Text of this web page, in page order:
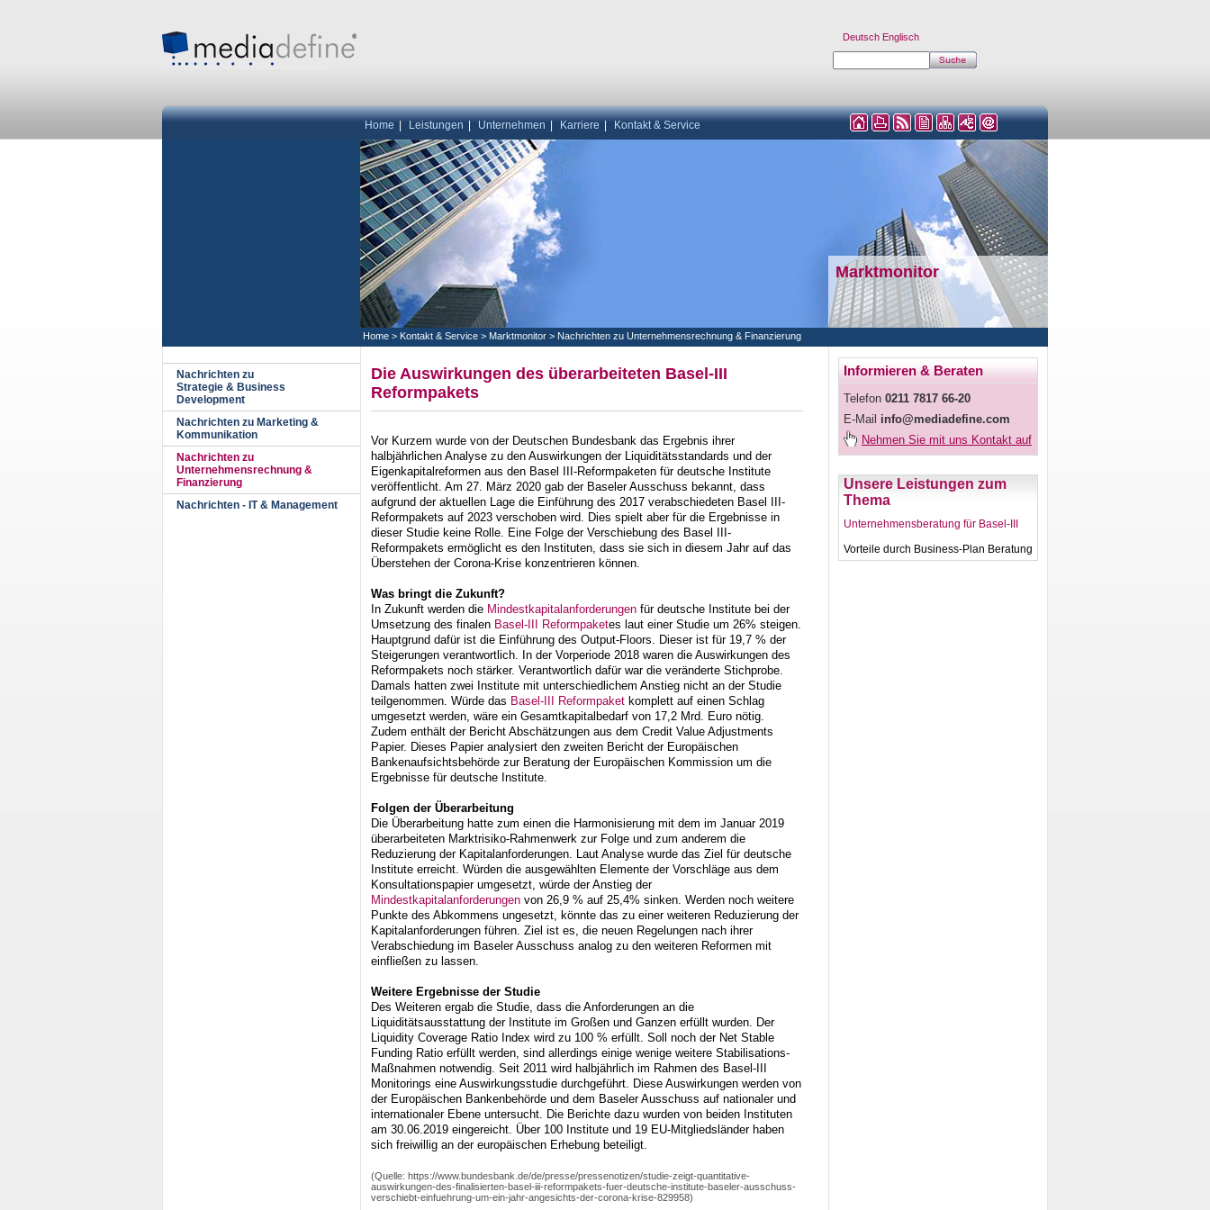
Home Leistungen Unternehmen Karriere Kontakt & Service
Deutsch Englisch
Home > Kontakt & Service > Marktmonitor > Nachrichten zu Unternehmensrechnung & Finanzierung
Nachrichten zu
Strategie & Business
Development
Nachrichten zu Marketing &
Kommunikation
Nachrichten zu
Unternehmensrechnung &
Finanzierung
Nachrichten - IT & Management
Marktmonitor
Unsere Leistungen zum
Thema
Unternehmensberatung für Basel-III
Vorteile durch Business-Plan Beratung
Die Auswirkungen des überarbeiteten Basel-III
Reformpakets
Vor Kurzem wurde von der Deutschen Bundesbank das Ergebnis ihrer
halbjährlichen Analyse zu den Auswirkungen der Liquiditätsstandards und der
Eigenkapitalreformen aus den Basel III-Reformpaketen für deutsche Institute
veröffentlicht. Am 27. März 2020 gab der Baseler Ausschuss bekannt, dass
aufgrund der aktuellen Lage die Einführung des 2017 verabschiedeten Basel III-
Reformpakets auf 2023 verschoben wird. Dies spielt aber für die Ergebnisse in
dieser Studie keine Rolle. Eine Folge der Verschiebung des Basel III-
Reformpakets ermöglicht es den Instituten, dass sie sich in diesem Jahr auf das
Überstehen der Corona-Krise konzentrieren können.
Was bringt die Zukunft?
In Zukunft werden die Mindestkapitalanforderungen für deutsche Institute bei der
Umsetzung des finalen Basel-III Reformpaketes laut einer Studie um 26% steigen.
Hauptgrund dafür ist die Einführung des Output-Floors. Dieser ist für 19,7 % der
Steigerungen verantwortlich. In der Vorperiode 2018 waren die Auswirkungen des
Reformpakets noch stärker. Verantwortlich dafür war die veränderte Stichprobe.
Damals hatten zwei Institute mit unterschiedlichem Anstieg nicht an der Studie
teilgenommen. Würde das Basel-III Reformpaket komplett auf einen Schlag
umgesetzt werden, wäre ein Gesamtkapitalbedarf von 17,2 Mrd. Euro nötig.
Zudem enthält der Bericht Abschätzungen aus dem Credit Value Adjustments
Papier. Dieses Papier analysiert den zweiten Bericht der Europäischen
Bankenaufsichtsbehörde zur Beratung der Europäischen Kommission um die
Ergebnisse für deutsche Institute.
Folgen der Überarbeitung
Die Überarbeitung hatte zum einen die Harmonisierung mit dem im Januar 2019
überarbeiteten Marktrisiko-Rahmenwerk zur Folge und zum anderem die
Reduzierung der Kapitalanforderungen. Laut Analyse wurde das Ziel für deutsche
Institute erreicht. Würden die ausgewählten Elemente der Vorschläge aus dem
Konsultationspapier umgesetzt, würde der Anstieg der
Mindestkapitalanforderungen von 26,9 % auf 25,4% sinken. Werden noch weitere
Punkte des Abkommens ungesetzt, könnte das zu einer weiteren Reduzierung der
Kapitalanforderungen führen. Ziel ist es, die neuen Regelungen nach ihrer
Verabschiedung im Baseler Ausschuss analog zu den weiteren Reformen mit
einfließen zu lassen.
Weitere Ergebnisse der Studie
Des Weiteren ergab die Studie, dass die Anforderungen an die
Liquiditätsausstattung der Institute im Großen und Ganzen erfüllt wurden. Der
Liquidity Coverage Ratio Index wird zu 100 % erfüllt. Soll noch der Net Stable
Funding Ratio erfüllt werden, sind allerdings einige wenige weitere Stabilisations-
Maßnahmen notwendig. Seit 2011 wird halbjährlich im Rahmen des Basel-III
Monitorings eine Auswirkungsstudie durchgeführt. Diese Auswirkungen werden von
der Europäischen Bankenbehörde und dem Baseler Ausschuss auf nationaler und
internationaler Ebene untersucht. Die Berichte dazu wurden von beiden Instituten
am 30.06.2019 eingereicht. Über 100 Institute und 19 EU-Mitgliedsländer haben
sich freiwillig an der europäischen Erhebung beteiligt.
(Quelle: https://www.bundesbank.de/de/presse/pressenotizen/studie-zeigt-quantitative-
auswirkungen-des-finalisierten-basel-iii-reformpakets-fuer-deutsche-institute-baseler-ausschuss-
verschiebt-einfuehrung-um-ein-jahr-angesichts-der-corona-krise-829958)
Informieren & Beraten
Telefon 0211 7817 66-20
E-Mail info@mediadefine.com
Nehmen Sie mit uns Kontakt auf